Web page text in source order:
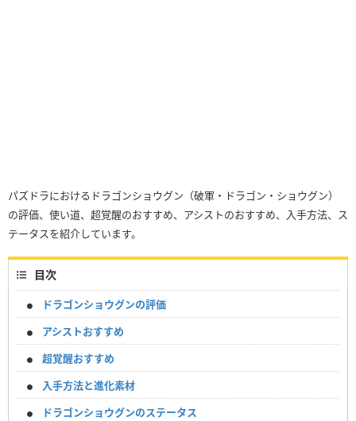
パズドラにおけるドラゴンショウグン（破軍・ドラゴン・ショウグン）
の評価、使い道、超覚醒のおすすめ、アシストのおすすめ、入手方法、ス
テータスを紹介しています。
目次
ドラゴンショウグンの評価
アシストおすすめ
超覚醒おすすめ
入手方法と進化素材
ドラゴンショウグンのステータス